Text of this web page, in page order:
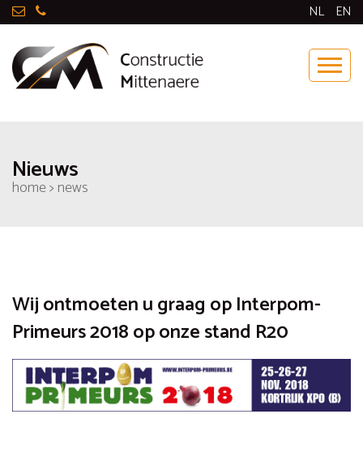
NL EN
Nieuws
home > news
Wij ontmoeten u graag op Interpom-
Primeurs 2018 op onze stand R20